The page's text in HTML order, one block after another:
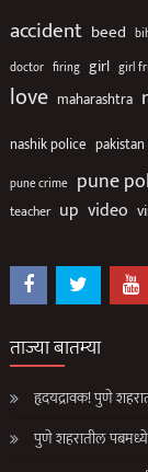
accident beed
doctor firing girl girl
love maharashtra
nashik police pakistan
pune crime pune
teacher up video
ताज्या बातम्या
हृदयद्रावक! पुणे
पुणे शहरातील पबमध्ये